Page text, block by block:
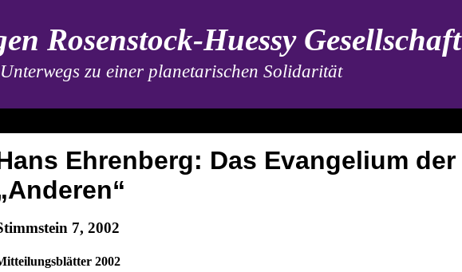
Rosenstock-Huessy Gesellschaft
Unterwegs zu einer planetarischen Solidarität
Ehrenberg: Das Evangelium der
7, 2002
2002